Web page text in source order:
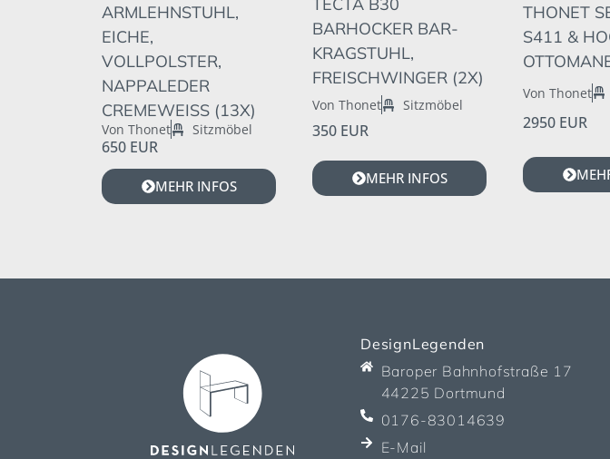
ARMLEHNSTUHL,
EICHE,
VOLLPOLSTER,
NAPPALEDER
CREMEWEISS (13X)
Von Thonet Sitzmöbel
650 EUR
MEHR INFOS
TECTA B30
BARHOCKER BAR-
KRAGSTUHL,
FREISCHWINGER (2X)
Von Thonet Sitzmöbel
350 EUR
MEHR INFOS
THONET
S411 &
Von Thonet
2950 EUR
DesignLegenden
Baroper Bahnhofstraße 17
44225 Dortmund
0176-83014639
E-Mail